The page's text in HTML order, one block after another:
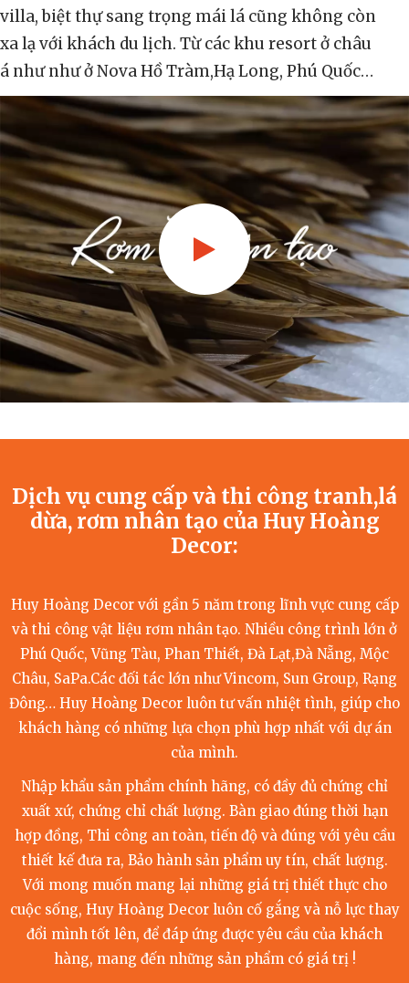
villa, biệt thự sang trọng mái lá cũng không còn
xa lạ với khách du lịch. Từ các khu resort ở châu
á như như ở Nova Hồ Tràm,Hạ Long, Phú Quốc…
Dịch vụ cung cấp và thi công tranh,lá
dừa, rơm nhân tạo của Huy Hoàng
Decor:
Huy Hoàng Decor với gần 5 năm trong lĩnh vực cung cấp
và thi công vật liệu rơm nhân tạo. Nhiều công trình lớn ở
Phú Quốc, Vũng Tàu, Phan Thiết, Đà Lạt,Đà Nẵng, Mộc
Châu, SaPa.Các đối tác lớn như Vincom, Sun Group, Rạng
Đông… Huy Hoàng Decor luôn tư vấn nhiệt tình, giúp cho
khách hàng có những lựa chọn phù hợp nhất với dự án
của mình.
Nhập khẩu sản phẩm chính hãng, có đầy đủ chứng chỉ
xuất xứ, chứng chỉ chất lượng. Bàn giao đúng thời hạn
hợp đồng, Thi công an toàn, tiến độ và đúng với yêu cầu
thiết kế đưa ra, Bảo hành sản phẩm uy tín, chất lượng.
Với mong muốn mang lại những giá trị thiết thực cho
cuộc sống, Huy Hoàng Decor luôn cố gắng và nỗ lực thay
đổi mình tốt lên, để đáp ứng được yêu cầu của khách
hàng, mang đến những sản phẩm có giá trị !